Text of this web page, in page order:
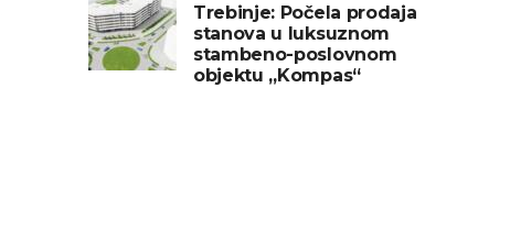
Trebinje: Počela prodaja
stanova u luksuznom
stambeno-poslovnom
objektu „Kompas“